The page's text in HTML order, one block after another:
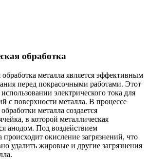
обработка
металла является эффективным
перед покрасочными работами. Этот
электрического тока для
с поверхности металла. В процессе
металла создается
в которой металлическая
анодом. Под воздействием
происходит окисление загрязнений, что
удалить жировые и другие загрязнения